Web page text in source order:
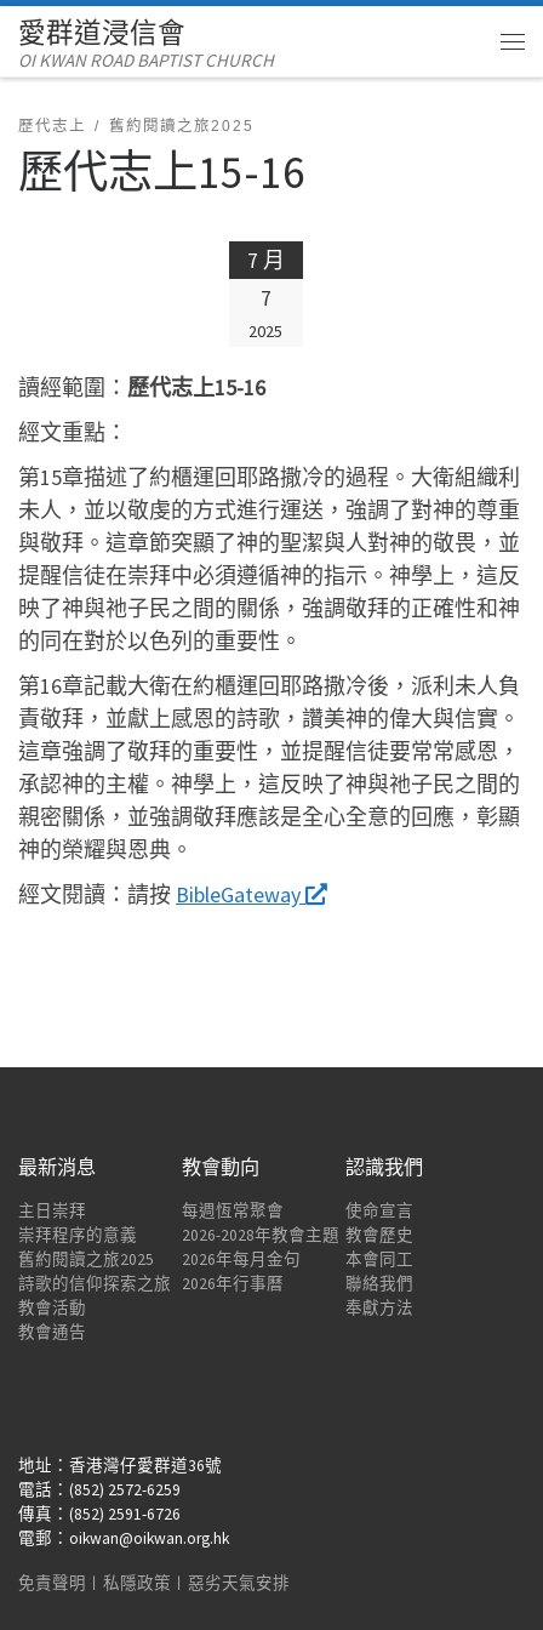
Skip to content
愛群道浸信會
OI KWAN ROAD BAPTIST CHURCH
歷代志上 舊約閱讀之旅2025
歷代志上15-16
7 月
7
2025
讀經範圍： 歷代志上15-16
經文重點：
第15章描述了約櫃運回耶路撒冷的過程。大衛組織利
未人，並以敬虔的方式進行運送，強調了對神的尊重
與敬拜。這章節突顯了神的聖潔與人對神的敬畏，並
提醒信徒在崇拜中必須遵循神的指示。神學上，這反
映了神與祂子民之間的關係，強調敬拜的正確性和神
的同在對於以色列的重要性。
第16章記載大衛在約櫃運回耶路撒冷後，派利未人負
責敬拜，並獻上感恩的詩歌，讚美神的偉大與信實。
這章強調了敬拜的重要性，並提醒信徒要常常感恩，
承認神的主權。神學上，這反映了神與祂子民之間的
親密關係，並強調敬拜應該是全心全意的回應，彰顯
神的榮耀與恩典。
經文閱讀： 請按 BibleGateway
最新消息
主日崇拜
崇拜程序的意義
舊約閱讀之旅2025
詩歌的信仰探索之旅
教會活動
教會通告
教會動向
每週恆常聚會
2026-2028年教會主題
2026年每月金句
2026年行事曆
認識我們
使命宣言
教會歷史
本會同工
聯絡我們
奉獻方法
地址：香港灣仔愛群道36號
電話：(852) 2572-6259
傳真：(852) 2591-6726
電郵：oikwan@oikwan.org.hk
免責聲明 ︱ 私隱政策 ︱ 惡劣天氣安排